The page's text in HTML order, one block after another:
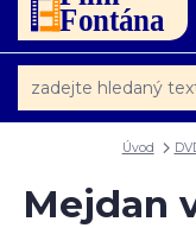
Úvod
Mejdan